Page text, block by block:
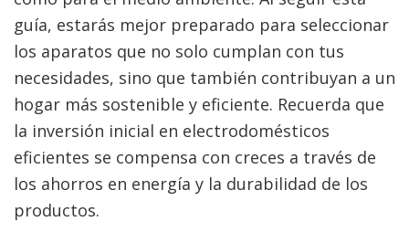
guía, estarás mejor preparado para seleccionar
los aparatos que no solo cumplan con tus
necesidades, sino que también contribuyan a un
hogar más sostenible y eficiente. Recuerda que
la inversión inicial en electrodomésticos
eficientes se compensa con creces a través de
los ahorros en energía y la durabilidad de los
productos.